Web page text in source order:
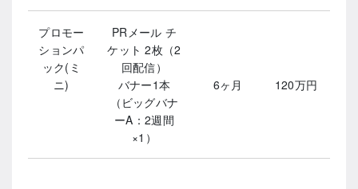
プロモー
ションパ
ック(ミ
ニ)
PRメール チ
ケット 2枚（2
回配信）
バナー1本
（ビッグバナ
ーA：2週間
×1）
6ヶ月 120万円